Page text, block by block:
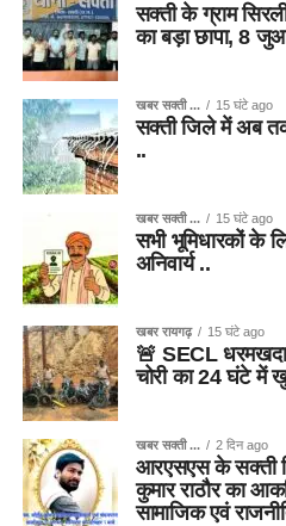
सक्ती के ग्राम
का बड़ा छापा, 8
खबर सक्ती ... 15 घंटे ago
सक्ती जिले में अब
..
खबर सक्ती ... 15 घंटे ago
सभी भूमिधारकों के
अनिवार्य ..
खबर रायगढ़ 15 घंटे ago
🚨 SECL
चोरी का 24 घंटे में
खबर सक्ती ... 2 दिन ago
आरएसएस के सक्ती
कुमार राठौर का
सामाजिक एवं